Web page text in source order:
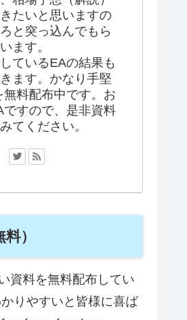
たいと思いますの
と突っ込んでもら
ます。
ているEAの結果も
ます。かなり手堅
無料配布中です。お
ですので、是非資料
てください。
）
資料を無料配布してい
りやすいと皆様に喜ば